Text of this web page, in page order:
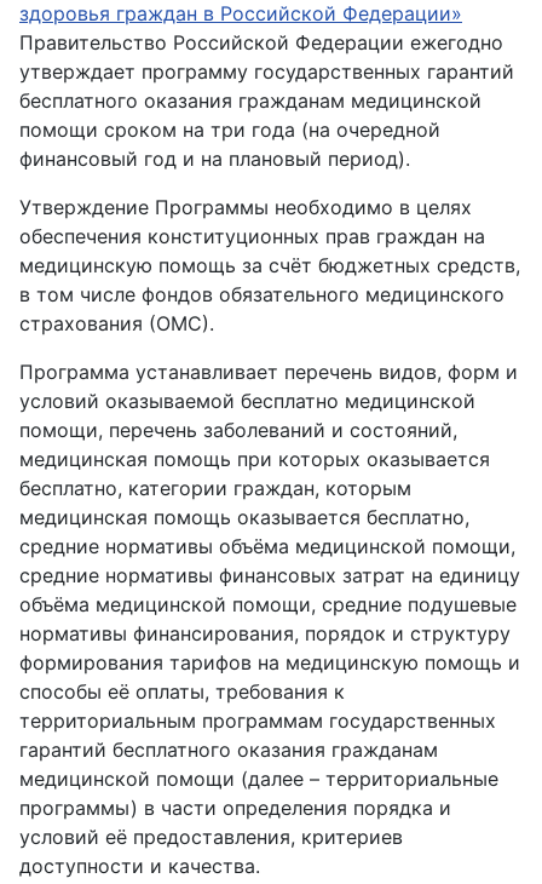
здоровья граждан в Российской Федерации»
Правительство Российской Федерации ежегодно
утверждает программу государственных гарантий
бесплатного оказания гражданам медицинской
помощи сроком на три года (на очередной
финансовый год и на плановый период).
Утверждение Программы необходимо в целях
обеспечения конституционных прав граждан на
медицинскую помощь за счёт бюджетных средств,
в том числе фондов обязательного медицинского
страхования (ОМС).
Программа устанавливает перечень видов, форм и
условий оказываемой бесплатно медицинской
помощи, перечень заболеваний и состояний,
медицинская помощь при которых оказывается
бесплатно, категории граждан, которым
медицинская помощь оказывается бесплатно,
средние нормативы объёма медицинской помощи,
средние нормативы финансовых затрат на единицу
объёма медицинской помощи, средние подушевые
нормативы финансирования, порядок и структуру
формирования тарифов на медицинскую помощь и
способы её оплаты, требования к
территориальным программам государственных
гарантий бесплатного оказания гражданам
медицинской помощи (далее – территориальные
программы) в части определения порядка и
условий её предоставления, критериев
доступности и качества.